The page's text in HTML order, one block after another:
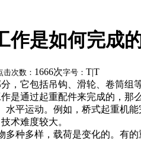
作是如何完成
击次数： 1666次字号： T|T
，它包括吊钩、滑轮、卷筒组
是通过起重配件来完成的，那
水平运动。例如，桥式起重机
术难度较大。
多种多样，载荷是变化的。有